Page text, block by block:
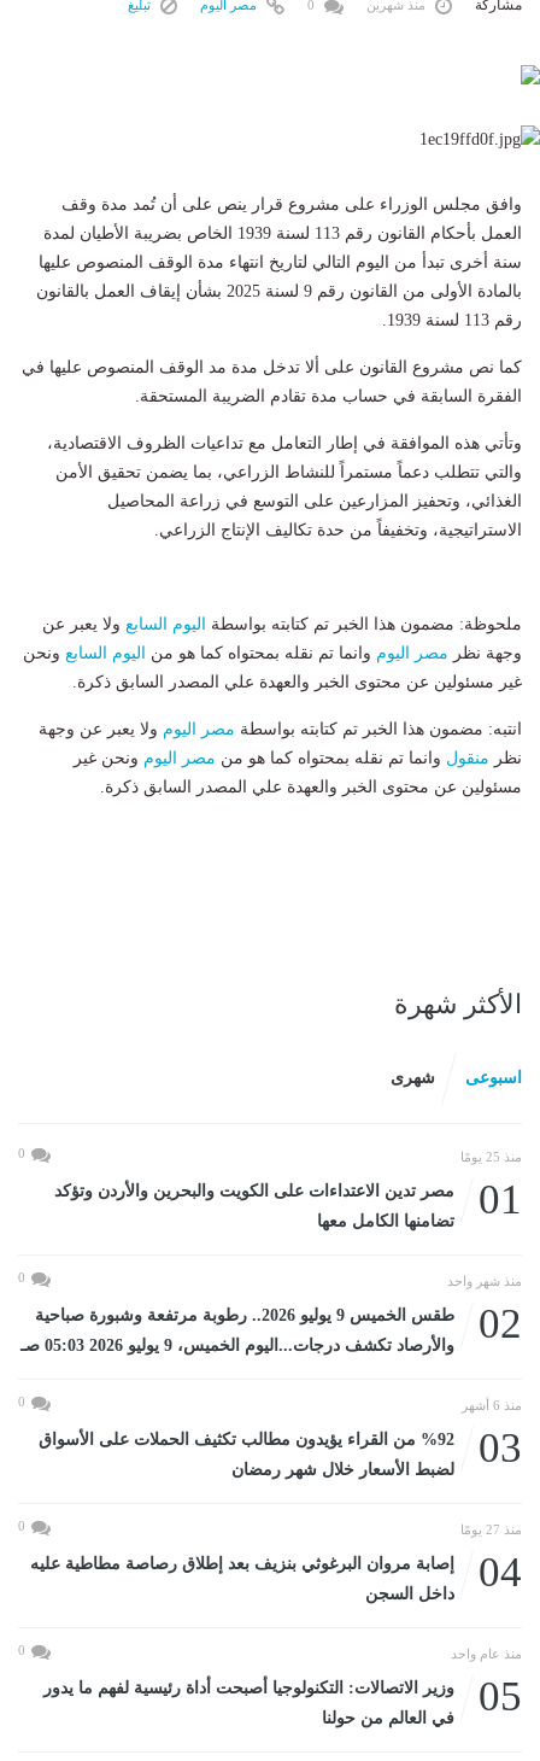
مشاركة منذ شهرين مصر اليوم تبليغ
وافق مجلس الوزراء على مشروع قرار ينص على أن تُمد مدة وقف
العمل بأحكام القانون رقم 113 لسنة 1939 الخاص بضريبة الأطيان لمدة
سنة أخرى تبدأ من اليوم التالي لتاريخ انتهاء مدة الوقف المنصوص عليها
بالمادة الأولى من القانون رقم 9 لسنة 2025 بشأن إيقاف العمل بالقانون
رقم 113 لسنة 1939.
كما نص مشروع القانون على ألا تدخل مدة مد الوقف المنصوص عليها في
الفقرة السابقة في حساب مدة تقادم الضريبة المستحقة.
وتأتي هذه الموافقة في إطار التعامل مع تداعيات الظروف الاقتصادية،
والتي تتطلب دعماً مستمراً للنشاط الزراعي، بما يضمن تحقيق الأمن
الغذائي، وتحفيز المزارعين على التوسع في زراعة المحاصيل
الاستراتيجية، وتخفيفاً من حدة تكاليف الإنتاج الزراعي.
ملحوظة: مضمون هذا الخبر تم كتابته بواسطة اليوم السابع ولا يعبر عن
وجهة نظر مصر اليوم وانما تم نقله بمحتواه كما هو من اليوم السابع ونحن
غير مسئولين عن محتوى الخبر والعهدة علي المصدر السابق ذكرة.
انتبه: مضمون هذا الخبر تم كتابته بواسطة مصر اليوم ولا يعبر عن وجهة
نظر منقول وانما تم نقله بمحتواه كما هو من مصر اليوم ونحن غير
مسئولين عن محتوى الخبر والعهدة علي المصدر السابق ذكرة.
الأكثر شهرة
اسبوعى شهرى
منذ 25 يومًا 0
01
مصر تدين الاعتداءات على الكويت والبحرين والأردن وتؤكد
تضامنها الكامل معها
منذ شهر واحد 0
02
طقس الخميس 9 يوليو 2026.. رطوبة مرتفعة وشبورة صباحية
والأرصاد تكشف درجات...اليوم الخميس، 9 يوليو 2026 05:03 صـ
منذ 6 أشهر 0
03
%92 من القراء يؤيدون مطالب تكثيف الحملات على الأسواق
لضبط الأسعار خلال شهر رمضان
منذ 27 يومًا 0
04
إصابة مروان البرغوثي بنزيف بعد إطلاق رصاصة مطاطية عليه
داخل السجن
منذ عام واحد 0
05
وزير الاتصالات: التكنولوجيا أصبحت أداة رئيسية لفهم ما يدور
في العالم من حولنا